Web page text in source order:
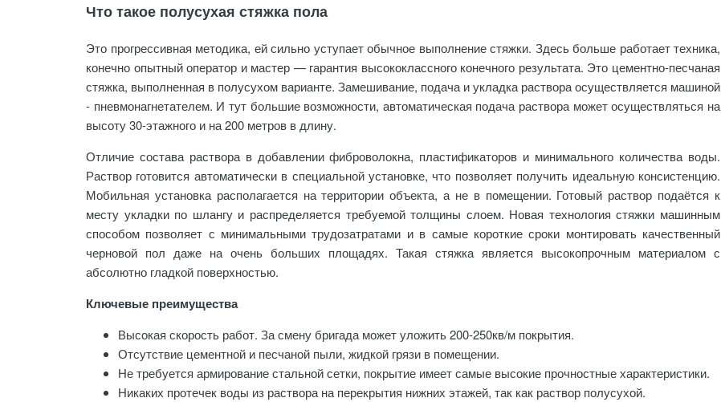
Что такое полусухая стяжка пола
Это прогрессивная методика, ей сильно уступает обычное выполнение стяжки. Здесь больше работает техника,
конечно опытный оператор и мастер — гарантия высококлассного конечного результата. Это цементно-песчаная
стяжка, выполненная в полусухом варианте. Замешивание, подача и укладка раствора осуществляется машиной
- пневмонагнетателем. И тут большие возможности, автоматическая подача раствора может осуществляться на
высоту 30-этажного и на 200 метров в длину.
Отличие состава раствора в добавлении фиброволокна, пластификаторов и минимального количества воды.
Раствор готовится автоматически в специальной установке, что позволяет получить идеальную консистенцию.
Мобильная установка располагается на территории объекта, а не в помещении. Готовый раствор подаётся к
месту укладки по шлангу и распределяется требуемой толщины слоем. Новая технология стяжки машинным
способом позволяет с минимальными трудозатратами и в самые короткие сроки монтировать качественный
черновой пол даже на очень больших площадях. Такая стяжка является высокопрочным материалом с
абсолютно гладкой поверхностью.
Ключевые преимущества
Высокая скорость работ. За смену бригада может уложить 200-250кв/м покрытия.
Отсутствие цементной и песчаной пыли, жидкой грязи в помещении.
Не требуется армирование стальной сетки, покрытие имеет самые высокие прочностные характеристики.
Никаких протечек воды из раствора на перекрытия нижних этажей, так как раствор полусухой.